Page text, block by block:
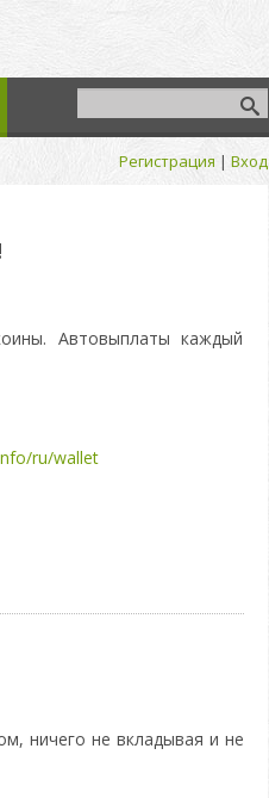
Регистрация | Вход
Автовыплаты каждый
ru/wallet
ничего не вкладывая и не